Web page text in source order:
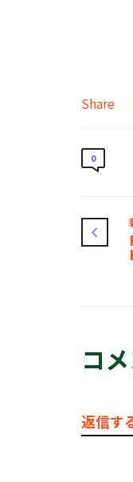
Share
0
コ
返信す